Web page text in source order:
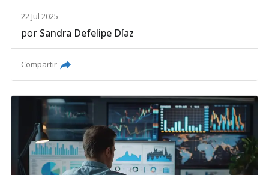
22 Jul 2025
por Sandra Defelipe Díaz
Compartir